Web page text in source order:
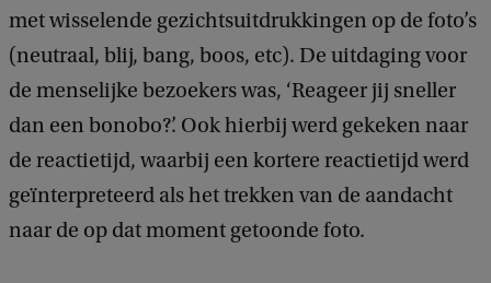
met wisselende gezichtsuitdrukkingen op de foto’s
(neutraal, blij, bang, boos, etc). De uitdaging voor
de menselijke bezoekers was, ‘Reageer jij sneller
dan een bonobo?’. Ook hierbij werd gekeken naar
de reactietijd, waarbij een kortere reactietijd werd
geïnterpreteerd als het trekken van de aandacht
naar de op dat moment getoonde foto.